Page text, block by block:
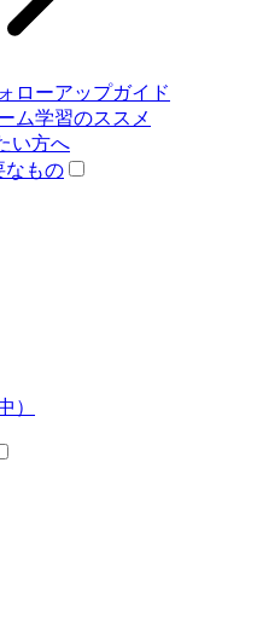
ローアップガイド
ム学習のススメ
い方へ
なもの
）